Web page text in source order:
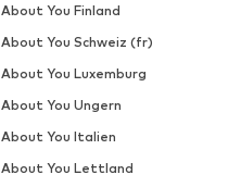
About You Finland
About You Schweiz (fr)
About You Luxemburg
About You Ungern
About You Italien
About You Lettland